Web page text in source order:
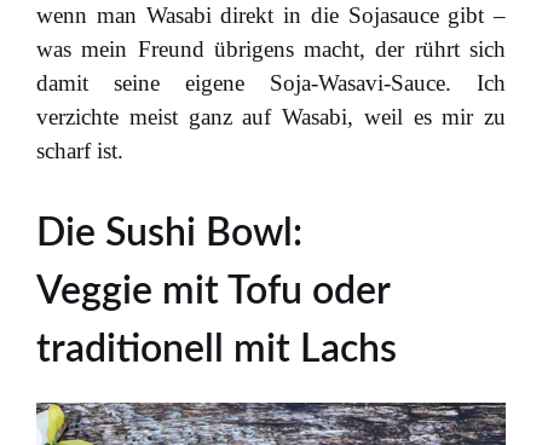
wenn man Wasabi direkt in die Sojasauce gibt –
was mein Freund übrigens macht, der rührt sich
damit seine eigene Soja-Wasavi-Sauce. Ich
verzichte meist ganz auf Wasabi, weil es mir zu
scharf ist.
Die Sushi Bowl:
Veggie mit Tofu oder
traditionell mit Lachs